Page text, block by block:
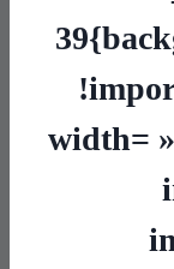
width=